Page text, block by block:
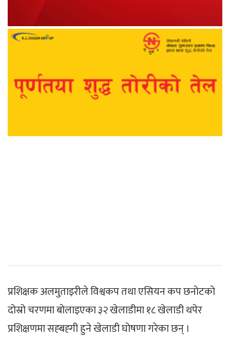
प्रशिक्षक अलमुताइरीले विश्वकप तथा एसियन कप छनोटको
दोस्रो चरणमा बोलाइएका ३२ खेलाडीमा १८ खेलाडी थपेर
प्रशिक्षणमा सह्बह्गी हुने खेलाडी घोषणा गरेका छन् ।